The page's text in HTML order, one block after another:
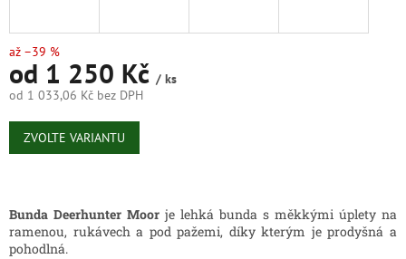
až –39 %
od 1 250 Kč / ks
od 1 033,06 Kč bez DPH
Měrná
cena:
ZVOLTE VARIANTU
Bunda Deerhunter Moor je lehká bunda s měkkými úplety na
ramenou, rukávech a pod pažemi, díky kterým je prodyšná a
pohodlná.